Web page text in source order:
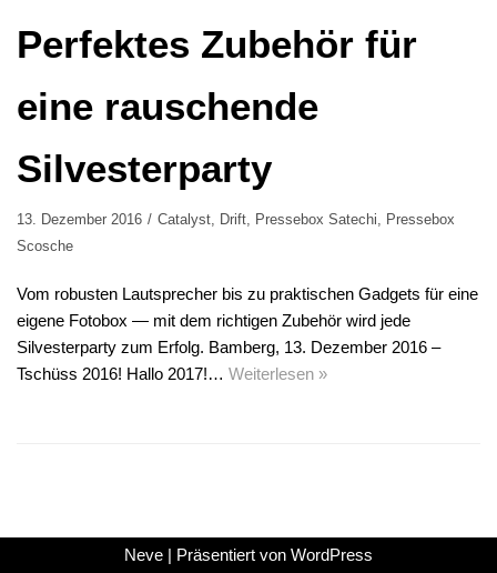
Perfektes Zubehör für
eine rauschende
Silvesterparty
13. Dezember 2016 Catalyst Drift Pressebox Satechi
Pressebox
Scosche
Vom robusten Lautsprecher bis zu praktischen Gadgets für eine
eigene Fotobox — mit dem richtigen Zubehör wird jede
Silvesterparty zum Erfolg. Bamberg, 13. Dezember 2016 –
Tschüss 2016! Hallo 2017!… Weiterlesen »
Neve | Präsentiert von WordPress